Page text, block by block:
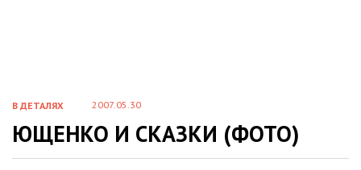
В ДЕТАЛЯХ 2007.05.30
ЮЩЕНКО И СКАЗКИ (ФОТО)